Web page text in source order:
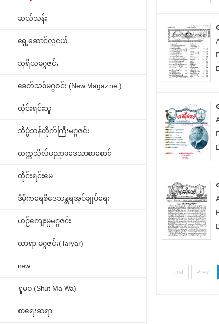
ဆယ်သန်း
ရှေ့ဆောင်လူငယ်
သူရိယမဂ္ဂဇင်း
ခေတ်သစ်မဂ္ဂဇင်း (New Magazine )
တိုင်းရင်းသူ
သိပ္ပံဘန်တိုက်ကြီးမဂ္ဂဇင်း
တက္ကသိုလ်ပညာပဒေသာစာစောင်
တိုင်းရင်းမေ
ဒီမိုကရေစီဒေသန္တရအုပ်ချုပ်ရေး
ယဉ်ကျေးမှုမဂ္ဂဇင်း
တာရာ မဂ္ဂဇင်း(Taryar)
new
ရှုမဝ (Shut Ma Wa)
စာရေးဆရာ
First Prev